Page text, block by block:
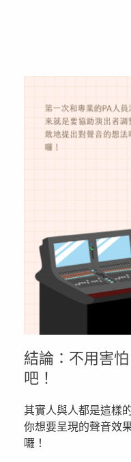
結論：不用害
吧！
其實人與人都是這樣
你想要呈現的聲音效
囉！